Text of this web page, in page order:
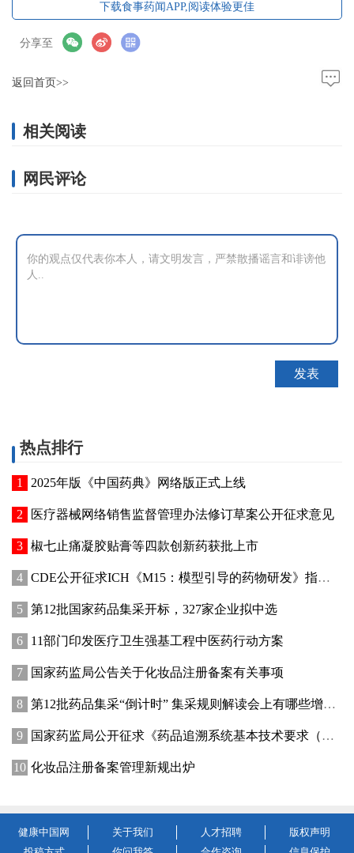
下载食事药闻APP,阅读体验更佳
分享至
返回首页>>
相关阅读
网民评论
热点排行
2025年版《中国药典》网络版正式上线
医疗器械网络销售监督管理办法修订草案公开征求意见
椒七止痛凝胶贴膏等四款创新药获批上市
CDE公开征求ICH《M15：模型引导的药物研发》指导原则实施建议和中文翻译稿意见
第12批国家药品集采开标，327家企业拟中选
11部门印发医疗卫生强基工程中医药行动方案
国家药监局公告关于化妆品注册备案有关事项
第12批药品集采“倒计时” 集采规则解读会上有哪些增量信息？
国家药监局公开征求《药品追溯系统基本技术要求（修订征求意见稿）》意见
化妆品注册备案管理新规出炉
健康中国网 关于我们 人才招聘
版权声明